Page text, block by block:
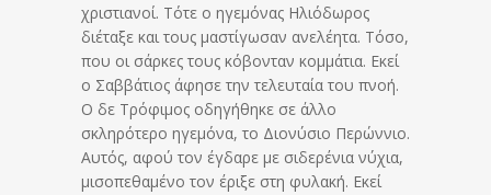
χριστιανοί. Τότε ο ηγεμόνας Ηλιόδωρος
διέταξε και τους μαστίγωσαν ανελέητα. Τόσο,
που οι σάρκες τους κόβονταν κομμάτια. Εκεί
ο Σαββάτιος άφησε την τελευταία του πνοή.
Ο δε Τρόφιμος οδηγήθηκε σε άλλο
σκληρότερο ηγεμόνα, το Διονύσιο Περώννιο.
Αυτός, αφού τον έγδαρε με σιδερένια νύχια,
μισοπεθαμένο τον έριξε στη φυλακή. Εκεί